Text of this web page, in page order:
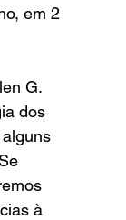
em 2
G.
dos
à